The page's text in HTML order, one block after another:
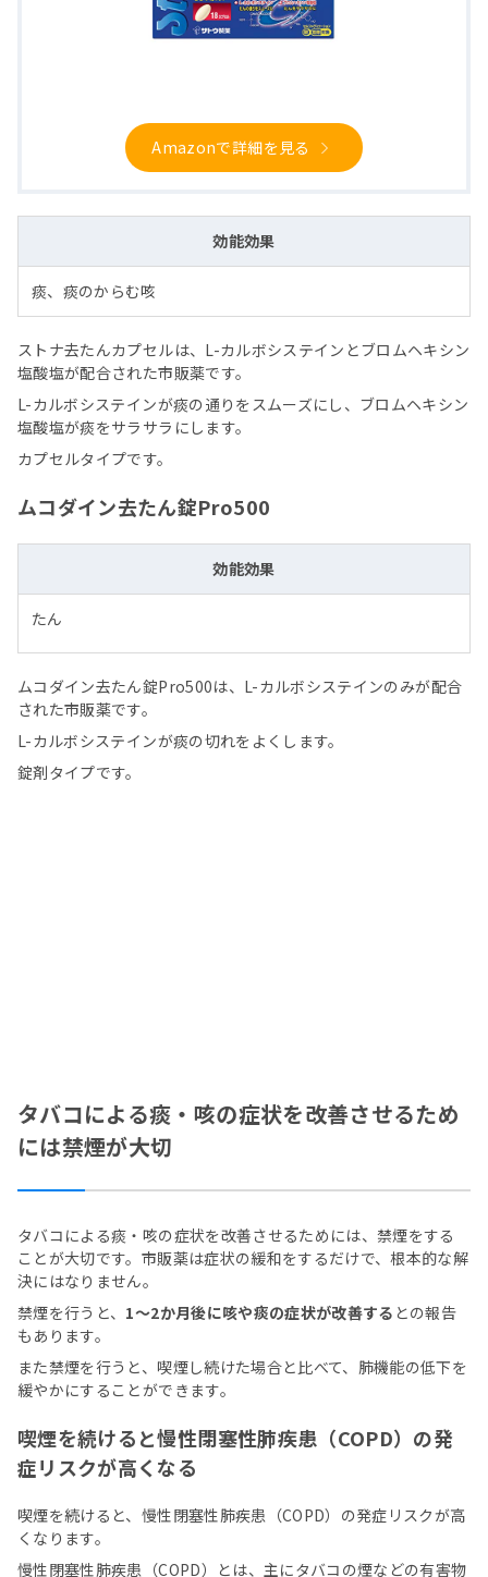
Amazonで詳細を見る
効能効果
痰、痰のからむ咳
ストナ去たんカプセルは、L-カルボシステインとブロムヘキシン
塩酸塩が配合された市販薬です。
L-カルボシステインが痰の通りをスムーズにし、ブロムヘキシン
塩酸塩が痰をサラサラにします。
カプセルタイプです。
ムコダイン去たん錠Pro500
効能効果
たん
ムコダイン去たん錠Pro500は、L-カルボシステインのみが配合
された市販薬です。
L-カルボシステインが痰の切れをよくします。
錠剤タイプです。
タバコによる痰・咳の症状を改善させるため
には禁煙が大切
タバコによる痰・咳の症状を改善させるためには、禁煙をする
ことが大切です。市販薬は症状の緩和をするだけで、根本的な解
決にはなりません。
禁煙を行うと、 1〜2か月後に咳や痰の症状が改善する との報告
もあります。
また禁煙を行うと、喫煙し続けた場合と比べて、肺機能の低下を
緩やかにすることができます。
喫煙を続けると慢性閉塞性肺疾患（COPD）の発
症リスクが高くなる
喫煙を続けると、慢性閉塞性肺疾患（COPD）の発症リスクが高
くなります。
慢性閉塞性肺疾患（COPD）とは、主にタバコの煙などの有害物